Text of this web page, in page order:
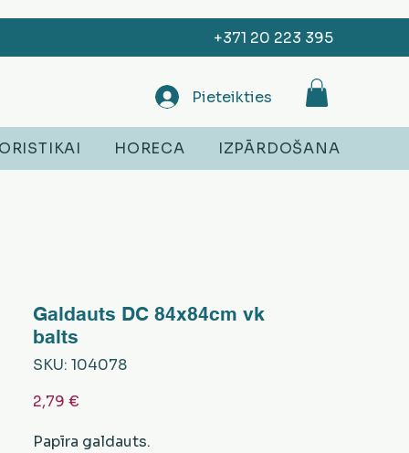
+371 20 223 395
Pieteikties
HORECA IZPĀRDOŠANA
Galdauts DC 84x84cm vk
balts
SKU: 104078
2,79 €
Papīra galdauts.